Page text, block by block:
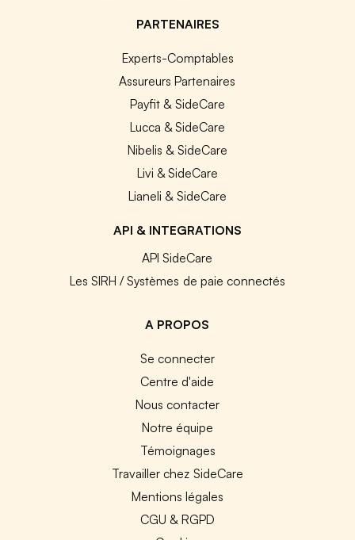
PARTENAIRES
Experts-Comptables
Assureurs Partenaires
Payfit & SideCare
Lucca & SideCare
Nibelis & SideCare
Livi & SideCare
Lianeli & SideCare
API & INTEGRATIONS
API SideCare
Les SIRH / Systèmes de paie connectés
A PROPOS
Se connecter
Centre d'aide
Nous contacter
Notre équipe
Témoignages
Travailler chez SideCare
Mentions légales
CGU & RGPD